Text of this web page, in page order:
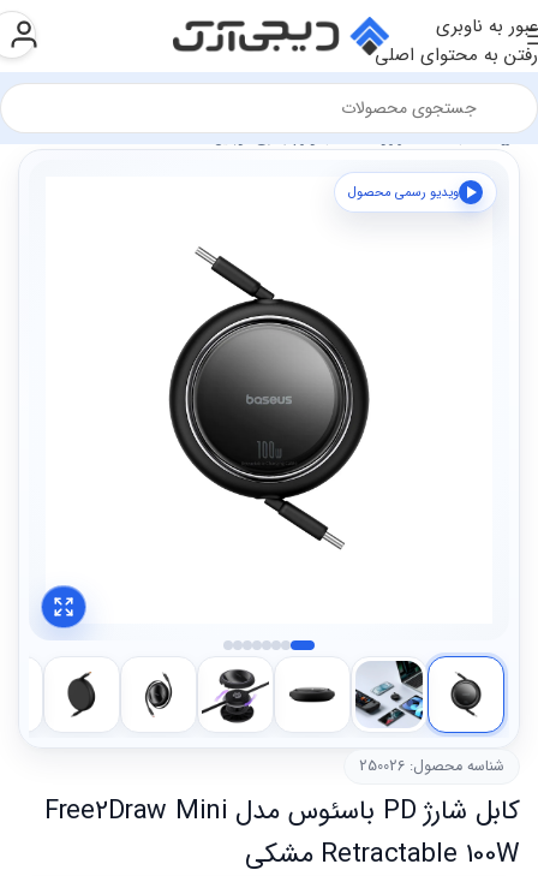
عبور به ناوبری
رفتن به محتوای اصلی
فروشگاه سخت افزار و قطعات لوازم جانبی موبایل
ویدیو رسمی محصول
شناسه محصول: 250026
کابل شارژ PD باسئوس مدل Free2Draw Mini
Retractable 100W مشکی